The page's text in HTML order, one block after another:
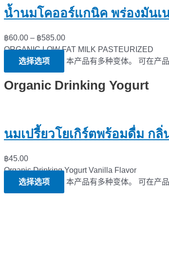
น้ำนมโคออร์แกนิค พร่องมันเ
฿60.00 – ฿585.00
ORGANIC LOW FAT MILK PASTEURIZED
选择选项
本产品有多种变体。 可在产
Organic Drinking Yogurt
นมเปรี้ยวโยเกิร์ตพร้อมดื่ม ก
฿45.00
Organic Drinking Yogurt Vanilla Flavor
选择选项
本产品有多种变体。 可在产